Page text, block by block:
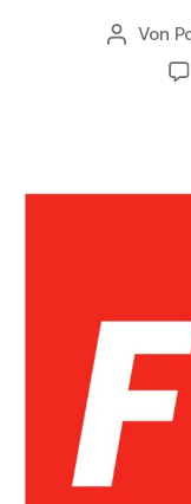
Von